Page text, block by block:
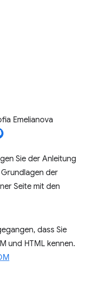
Emelianova
Sie der Anleitung
der
Seite mit den
dass Sie
und HTML kennen.